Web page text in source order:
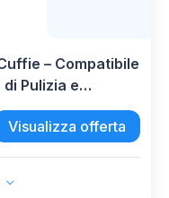
– Compatibile
Pulizia e
Auricolari,
PC
Visualizza offerta